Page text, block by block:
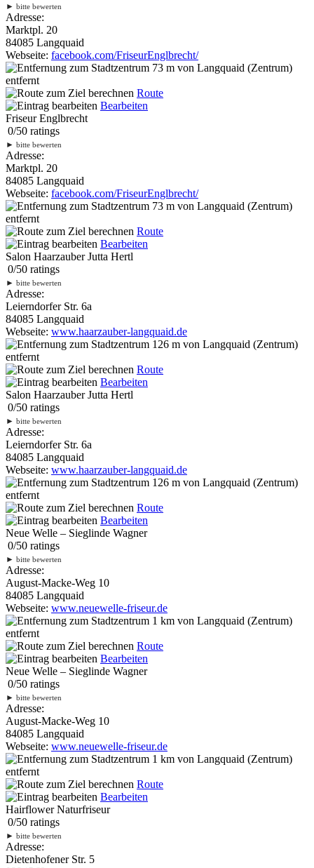
► bitte bewerten
Adresse:
Marktpl. 20
84085 Langquaid
Webseite: facebook.com/FriseurEnglbrecht/
73 m von Langquaid (Zentrum)
entfernt
Route
Bearbeiten
Friseur Englbrecht
0/50 ratings
► bitte bewerten
Adresse:
Marktpl. 20
84085 Langquaid
Webseite: facebook.com/FriseurEnglbrecht/
73 m von Langquaid (Zentrum)
entfernt
Route
Bearbeiten
Salon Haarzauber Jutta Hertl
0/50 ratings
► bitte bewerten
Adresse:
Leierndorfer Str. 6a
84085 Langquaid
Webseite: www.haarzauber-langquaid.de
126 m von Langquaid (Zentrum)
entfernt
Route
Bearbeiten
Salon Haarzauber Jutta Hertl
0/50 ratings
► bitte bewerten
Adresse:
Leierndorfer Str. 6a
84085 Langquaid
Webseite: www.haarzauber-langquaid.de
126 m von Langquaid (Zentrum)
entfernt
Route
Bearbeiten
Neue Welle – Sieglinde Wagner
0/50 ratings
► bitte bewerten
Adresse:
August-Macke-Weg 10
84085 Langquaid
Webseite: www.neuewelle-friseur.de
1 km von Langquaid (Zentrum)
entfernt
Route
Bearbeiten
Neue Welle – Sieglinde Wagner
0/50 ratings
► bitte bewerten
Adresse:
August-Macke-Weg 10
84085 Langquaid
Webseite: www.neuewelle-friseur.de
1 km von Langquaid (Zentrum)
entfernt
Route
Bearbeiten
Hairflower Naturfriseur
0/50 ratings
► bitte bewerten
Adresse:
Dietenhofener Str. 5